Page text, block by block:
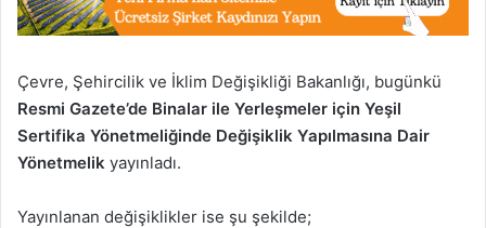
Çevre, Şehircilik ve İklim Değişikliği Bakanlığı, bugünkü
Resmi Gazete’de Binalar ile Yerleşmeler için Yeşil
Sertifika Yönetmeliğinde Değişiklik Yapılmasına Dair
Yönetmelik yayınladı.
Yayınlanan değişiklikler ise şu şekilde;